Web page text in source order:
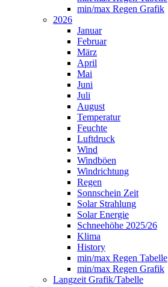
min/max Regen Grafik
2026
Januar
Februar
März
April
Mai
Juni
Juli
August
Temperatur
Feuchte
Luftdruck
Wind
Windböen
Windrichtung
Regen
Sonnschein Zeit
Solar Strahlung
Solar Energie
Schneehöhe 2025/26
Klima
History
min/max Regen Tabelle
min/max Regen Grafik
Langzeit Grafik/Tabelle